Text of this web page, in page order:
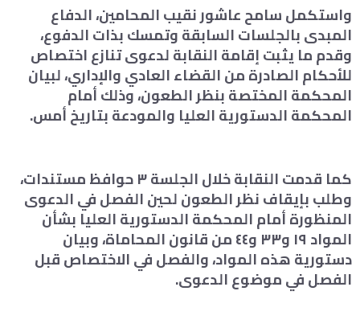
واستكمل سامح عاشور نقيب المحامين، الدفاع
المبدى بالجلسات السابقة وتمسك بذات الدفوع،
وقدم ما يثبت إقامة النقابة لدعوى تنازع اختصاص
للأحكام الصادرة من القضاء العادي والإداري، لبيان
المحكمة المختصة بنظر الطعون، وذلك أمام
المحكمة الدستورية العليا والمودعة بتاريخ أمس.
كما قدمت النقابة خلال الجلسة ٣ حوافظ مستندات،
وطلب بإيقاف نظر الطعون لحين الفصل في الدعوى
المنظورة أمام المحكمة الدستورية العليا بشأن
المواد ١٩ و٣٣ و٤٤ من قانون المحاماة، وبيان
دستورية هذه المواد، والفصل في الاختصاص قبل
الفصل في موضوع الدعوى.